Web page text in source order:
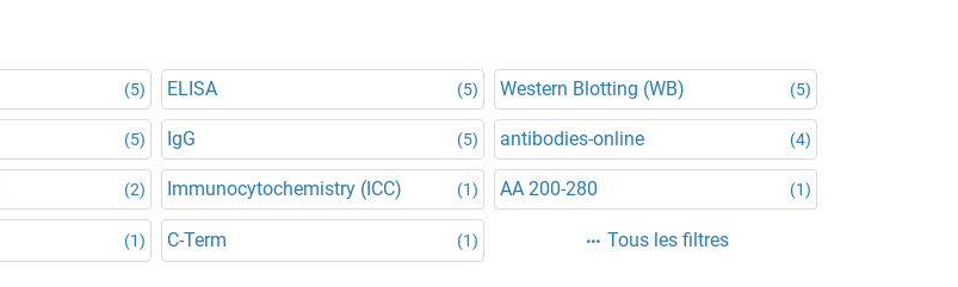
(5) ELISA (5) Western Blotting (WB) (5)
(5) IgG (5) antibodies-online (4)
(2) Immunocytochemistry (ICC) (1) AA 200-280 (1)
(1) C-Term (1) Tous les filtres